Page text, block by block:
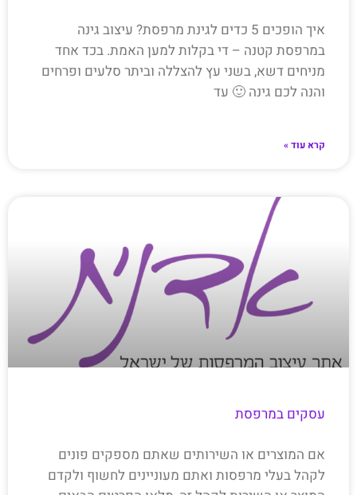
איך הופכים 5 כדים לגינת מרפסת? עיצוב גינה
במרפסת קטנה – די בקלות למען האמת. בכד אחד
מניחים דשא, בשני עץ להצללה וביתר סלעים ופרחים
והנה לכם גינה 🙂 עד
קרא עוד »
עסקים במרפסת
אם המוצרים או השירותים שאתם מספקים פונים
לקהל בעלי מרפסות ואתם מעוניינים לחשוף ולקדם